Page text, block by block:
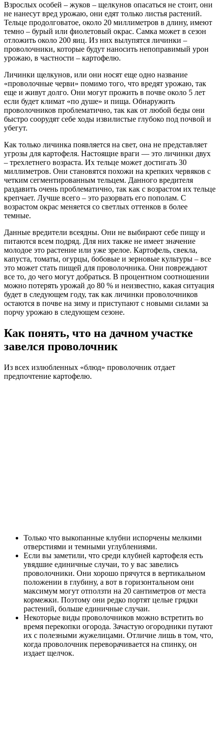
Взрослых особей – жуков – щелкунов опасаться не стоит, они
не нанесут вред урожаю, они едят только листья растений.
Тельце продолговатое, около 20 миллиметров в длину, имеют
темно – бурый или фиолетовый окрас. Самка может в сезон
отложить около 200 яиц. Из них вылупятся личинки –
проволочники, которые будут наносить непоправимый урон
урожаю, в частности – картофелю.
Личинки щелкунов, или они носят еще одно название
«проволочные черви» помимо того, что вредят урожаю, так
еще и живут долго. Они могут прожить в почве около 5 лет
если будет климат «по душе» и пища. Обнаружить
проволочников проблематично, так как от любой беды они
быстро соорудят себе ходы извилистые глубоко под почвой и
убегут.
Как только личинка появляется на свет, она не представляет
угрозы для картофеля. Настоящие враги — это личинки двух
– трехлетнего возраста. Их тельце может достигать 30
миллиметров. Они становятся похожи на крепких червяков с
четким сегментированным тельцем. Данного вредителя
раздавить очень проблематично, так как с возрастом их тельце
крепчает. Лучше всего – это разорвать его пополам. С
возрастом окрас меняется со светлых оттенков в более
темные.
Данные вредители всеядны. Они не выбирают себе пищу и
питаются всем подряд. Для них также не имеет значение
молодое это растение или уже зрелое. Картофель, свекла,
капуста, томаты, огурцы, бобовые и зерновые культуры – все
это может стать пищей для проволочника. Они повреждают
все то, до чего могут добраться. В процентном соотношении
можно потерять урожай до 80 % и неизвестно, какая ситуация
будет в следующем году, так как личинки проволочников
остаются в почве на зиму и приступают с новыми силами за
порчу урожаю в следующем сезоне.
Как понять, что на дачном участке
завелся проволочник
Из всех излюбленных «блюд» проволочник отдает
предпочтение картофелю.
Только что выкопанные клубни испорчены мелкими
отверстиями и темными углублениями.
Если вы заметили, что среди клубней картофеля есть
увядшие единичные случаи, то у вас завелись
проволочники. Они хорошо прячутся в вертикальном
положении в глубину, а вот в горизонтальном они
максимум могут отползти на 20 сантиметров от места
кормежки. Поэтому они редко портят целые грядки
растений, больше единичные случаи.
Некоторые виды проволочников можно встретить во
время перекопки огорода. Зачастую огородники путают
их с полезными жужелицами. Отличие лишь в том, что,
когда проволочник переворачивается на спинку, он
издает щелчок.